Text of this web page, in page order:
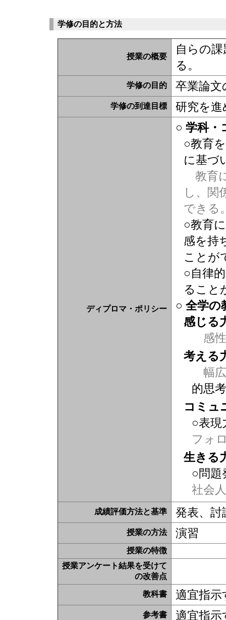
学修の目的と方法
授業の概要
自らの
る。
学修の目的 卒業論
学修の到達目標 研究を
ディプロマ・ポリシー
○ 学科・
○教育
に基づ
教育
し、関
できる
○教育
感を持
ことが
○自律
ること
○ 全学の
感じる
感性
考える
幅
的思
コミュ
○表現
フォ
生きる
○問題
社会
成績評価方法と基準 発表、討
授業の方法 演習
授業の特徴
授業アンケート結果を受けて
の改善点
教科書 適宜指示
参考書 適宜指示